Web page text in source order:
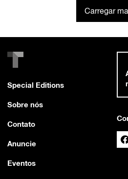
Carregar
Special Editions
Sobre nós
Contato
Anuncie
Eventos